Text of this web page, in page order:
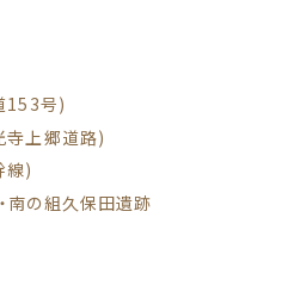
153号)
寺上郷道路)
線)
南の組久保田遺跡